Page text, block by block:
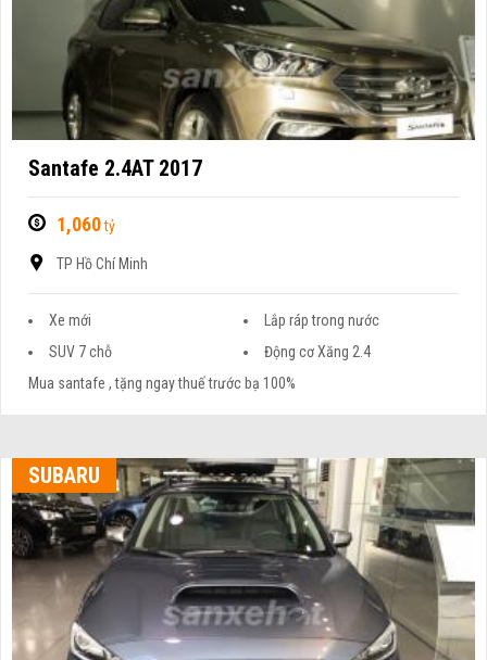
Santafe 2.4AT 2017
1,060tỷ
TP Hồ Chí Minh
Xe mới
Lắp ráp trong nước
SUV 7 chỗ
Động cơ Xăng 2.4
Mua santafe , tặng ngay thuế trước bạ 100%
SUBARU